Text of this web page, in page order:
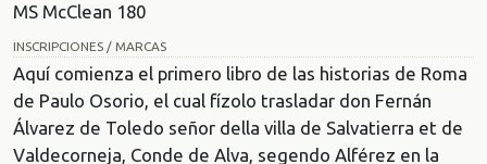
MS McClean 180
INSCRIPCIONES / MARCAS
Aquí comienza el primero libro de las historias de Roma
de Paulo Osorio, el cual fízolo trasladar don Fernán
Álvarez de Toledo señor della villa de Salvatierra et de
Valdecorneja, Conde de Alva, segendo Alférez en la